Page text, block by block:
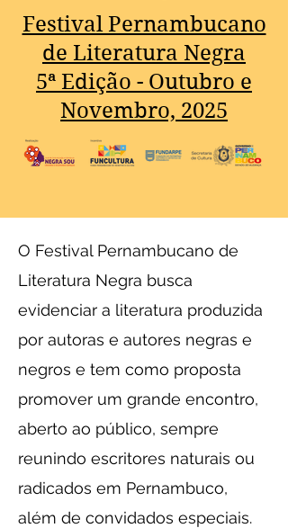
Festival Pernambucano
de Literatura Negra
5ª Edição - Outubro e
Novembro, 2025
O Festival Pernambucano de
Literatura Negra busca
evidenciar a literatura produzida
por autoras e autores negras e
negros e tem como proposta
promover um grande encontro,
aberto ao público, sempre
reunindo escritores naturais ou
radicados em Pernambuco,
além de convidados especiais.